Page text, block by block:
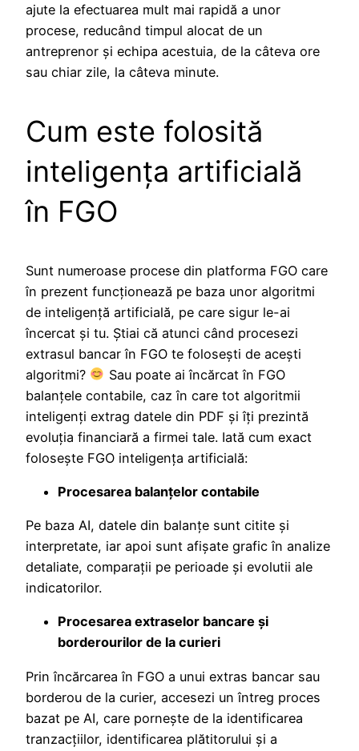
ajute la efectuarea mult mai rapidă a unor
procese, reducând timpul alocat de un
antreprenor și echipa acestuia, de la câteva ore
sau chiar zile, la câteva minute.
Cum este folosită
inteligenţa artificială
în FGO
Sunt numeroase procese din platforma FGO care
în prezent funcţionează pe baza unor algoritmi
de inteligenţă artificială, pe care sigur le-ai
încercat și tu. Știai că atunci când procesezi
extrasul bancar în FGO te folosești de acești
algoritmi?
Sau poate ai încărcat în FGO
balanţele contabile, caz în care tot algoritmii
inteligenţi extrag datele din PDF și îţi prezintă
evoluţia financiară a firmei tale. Iată cum exact
foloseşte FGO inteligenţa artificială:
Procesarea balanţelor contabile
Pe baza AI, datele din balanţe sunt citite şi
interpretate, iar apoi sunt afişate grafic în analize
detaliate, comparaţii pe perioade şi evolutii ale
indicatorilor.
Procesarea extraselor bancare și
borderourilor de la curieri
Prin încărcarea în FGO a unui extras bancar sau
borderou de la curier, accesezi un întreg proces
bazat pe AI, care porneşte de la identificarea
tranzacţiilor, identificarea plătitorului şi a